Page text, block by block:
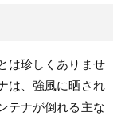
は珍しくありませ
は、強風に晒され
テナが倒れる主な